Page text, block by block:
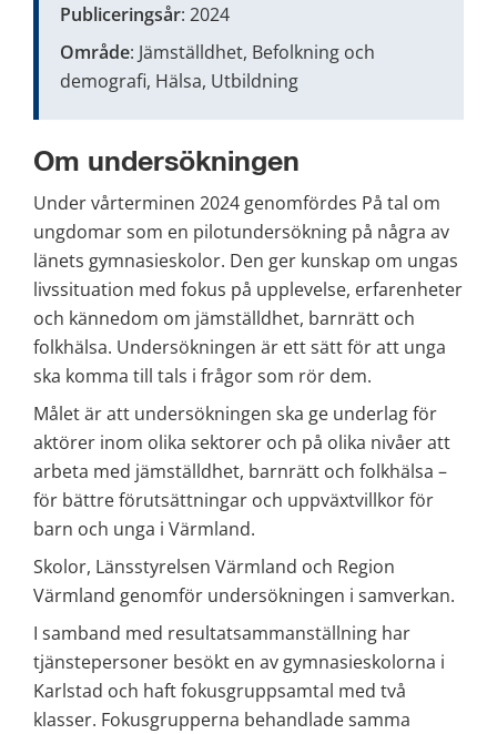
Publiceringsår: 2024
Område: Jämställdhet, Befolkning och
demografi, Hälsa, Utbildning
Om undersökningen
Under vårterminen 2024 genomfördes På tal om
ungdomar som en pilotundersökning på några av
länets gymnasieskolor. Den ger kunskap om ungas
livssituation med fokus på upplevelse, erfarenheter
och kännedom om jämställdhet, barnrätt och
folkhälsa. Undersökningen är ett sätt för att unga
ska komma till tals i frågor som rör dem.
Målet är att undersökningen ska ge underlag för
aktörer inom olika sektorer och på olika nivåer att
arbeta med jämställdhet, barnrätt och folkhälsa –
för bättre förutsättningar och uppväxtvillkor för
barn och unga i Värmland.
Skolor, Länsstyrelsen Värmland och Region
Värmland genomför undersökningen i samverkan.
I samband med resultatsammanställning har
tjänstepersoner besökt en av gymnasieskolorna i
Karlstad och haft fokusgruppsamtal med två
klasser. Fokusgrupperna behandlade samma